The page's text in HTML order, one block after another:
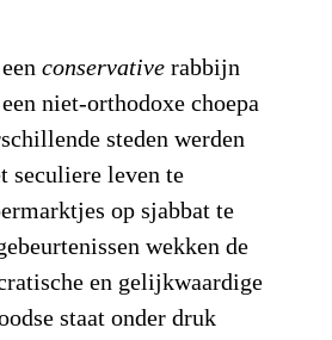
conservative rabbijn
niet-orthodoxe choepa
steden werden
seculiere leven te
op sjabbat te
wekken de
en gelijkwaardige
staat onder druk